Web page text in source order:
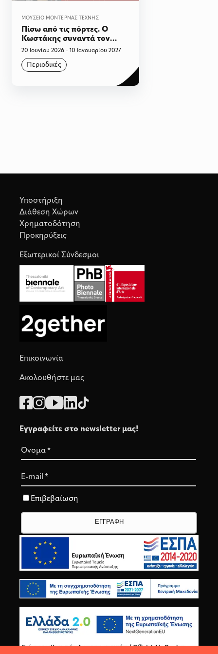
ΜΟΥΣΕΊΟ ΜΟΝΤΈΡΝΑΣ ΤΈΧΝΗΣ
Πίσω από τις πόρτες. Ο
Κωστάκης συναντά τον
Ρούμπινσταϊν
20 Ιουνίου 2026 - 10 Ιανουαρίου 2027
Περιοδικές
Υποστήριξη
Διάθεση Χώρων
Χρηματοδότηση
Προκηρύξεις
Εξωτερικοί Σύνδεσμοι
Επικοινωνία
Ακολουθήστε μας
Εγγραφείτε στο newsletter μας!
Όνομα*
E-mail *
Επιβεβαίωση